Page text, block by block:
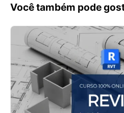
Você também pode